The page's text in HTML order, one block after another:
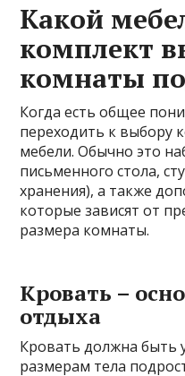
Какой
комплект
комнаты
Когда есть общее
переходить к выбору
мебели. Обычно это
письменного стола,
хранения), а также
которые зависят от
размера комнаты.
Кровать –
отдыха
Кровать должна быть
размерам тела